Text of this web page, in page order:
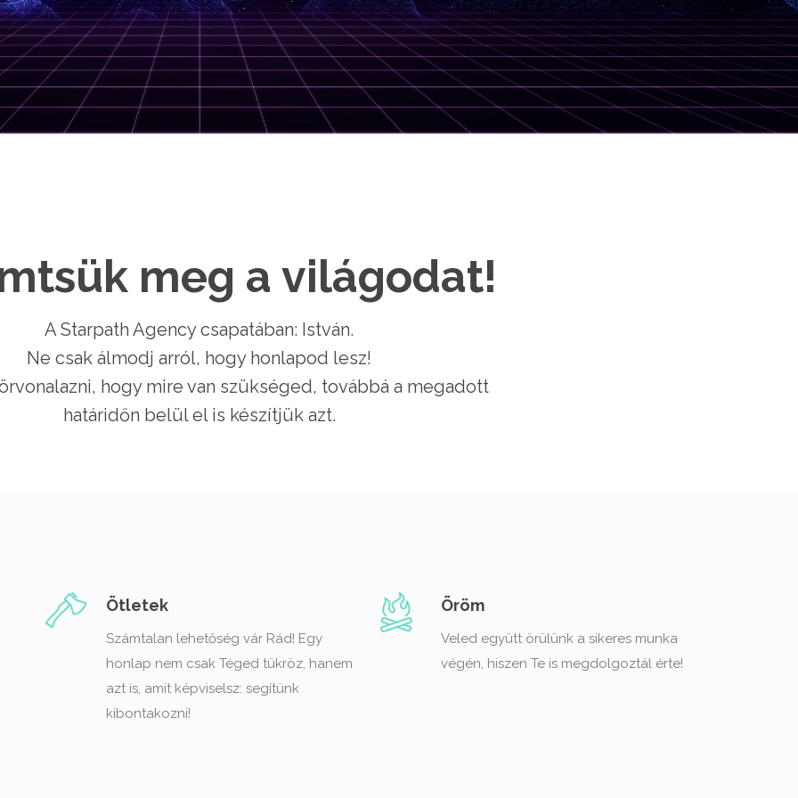
meg a világodat!
A Starpath Agency csapatában: István.
Ne csak álmodj arról, hogy honlapod lesz!
hogy mire van szükséged, továbbá a megadott
határidőn belül el is készítjük azt.
Ötletek
Számtalan lehetőség vár Rád! Egy
honlap nem csak Téged tükröz, hanem
azt is, amit képviselsz: segítünk
kibontakozni!
Öröm
Veled együtt örülünk a sikeres munka
végén, hiszen Te is megdolgoztál érte!